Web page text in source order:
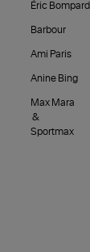
Éric Bompard
Barbour
Ami Paris
Anine Bing
Max Mara
&
Sportmax